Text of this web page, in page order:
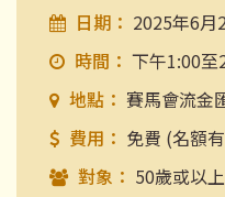
日期： 2025年6月
時間： 下午1:00至
地點： 賽馬會流金
費用： 免費 (名額
對象： 50歲或以